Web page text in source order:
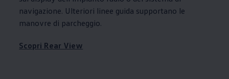
navigazione. Ulteriori linee guida supportano le
manovre di parcheggio.
Scopri Rear View